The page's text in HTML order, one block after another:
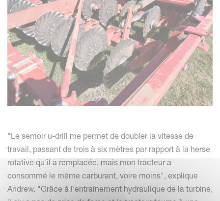
"Le semoir u-drill me permet de doubler la vitesse de
travail, passant de trois à six mètres par rapport à la herse
rotative qu'il a remplacée, mais mon tracteur a
consommé le même carburant, voire moins", explique
Andrew. "Grâce à l'entraînement hydraulique de la turbine,